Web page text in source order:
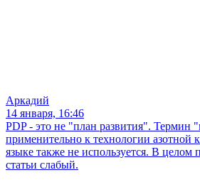
Аркадий
14 января, 16:46
PDP - это не "план развития". Термин
применительно к технологии азотной
языке также не используется. В целом
статьи слабый.